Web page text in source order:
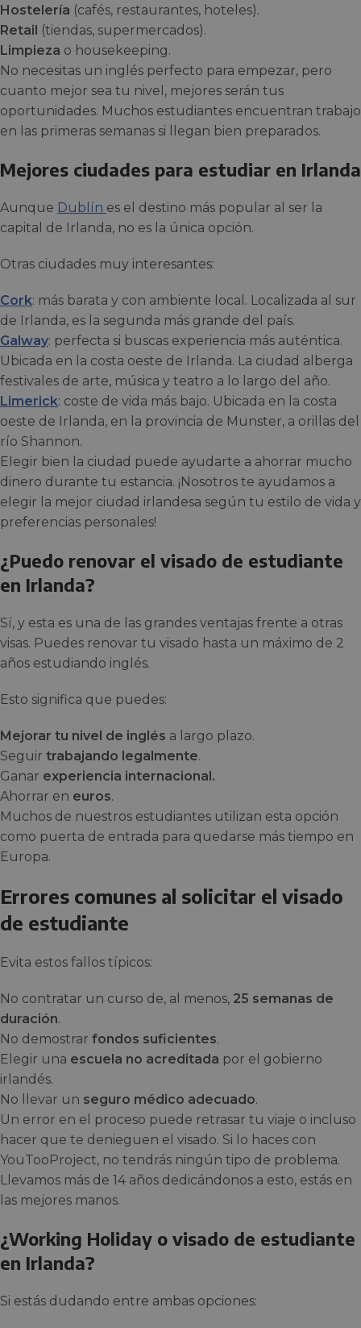
Hostelería (cafés, restaurantes, hoteles).
Retail (tiendas, supermercados).
Limpieza o housekeeping.
No necesitas un inglés perfecto para empezar, pero
cuanto mejor sea tu nivel, mejores serán tus
oportunidades. Muchos estudiantes encuentran trabajo
en las primeras semanas si llegan bien preparados.
Mejores ciudades para estudiar en Irlanda
Aunque Dublín es el destino más popular al ser la
capital de Irlanda, no es la única opción.
Otras ciudades muy interesantes:
Cork: más barata y con ambiente local. Localizada al sur
de Irlanda, es la segunda más grande del país.
Galway: perfecta si buscas experiencia más auténtica.
Ubicada en la costa oeste de Irlanda. La ciudad alberga
festivales de arte, música y teatro a lo largo del año.
Limerick: coste de vida más bajo. Ubicada en la costa
oeste de Irlanda, en la provincia de Munster, a orillas del
río Shannon.
Elegir bien la ciudad puede ayudarte a ahorrar mucho
dinero durante tu estancia. ¡Nosotros te ayudamos a
elegir la mejor ciudad irlandesa según tu estilo de vida y
preferencias personales!
¿Puedo renovar el visado de estudiante
en Irlanda?
Sí, y esta es una de las grandes ventajas frente a otras
visas. Puedes renovar tu visado hasta un máximo de 2
años estudiando inglés.
Esto significa que puedes:
Mejorar tu nivel de inglés a largo plazo.
Seguir trabajando legalmente.
Ganar experiencia internacional.
Ahorrar en euros.
Muchos de nuestros estudiantes utilizan esta opción
como puerta de entrada para quedarse más tiempo en
Europa.
Errores comunes al solicitar el visado
de estudiante
Evita estos fallos típicos:
No contratar un curso de, al menos, 25 semanas de
duración.
No demostrar fondos suficientes.
Elegir una escuela no acreditada por el gobierno
irlandés.
No llevar un seguro médico adecuado.
Un error en el proceso puede retrasar tu viaje o incluso
hacer que te denieguen el visado. Si lo haces con
YouTooProject, no tendrás ningún tipo de problema.
Llevamos más de 14 años dedicándonos a esto, estás en
las mejores manos.
¿Working Holiday o visado de estudiante
en Irlanda?
Si estás dudando entre ambas opciones: